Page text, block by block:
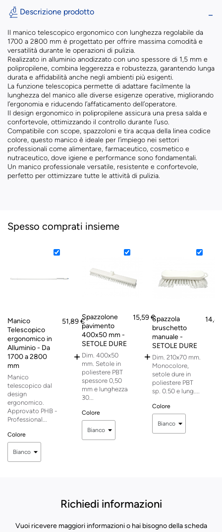
Descrizione prodotto
Il manico telescopico ergonomico con lunghezza regolabile da
1700 a 2800 mm è progettato per offrire massima comodità e
versatilità durante le operazioni di pulizia.
Realizzato in alluminio anodizzato con uno spessore di 1,5 mm e
polipropilene, combina leggerezza e robustezza, garantendo lunga
durata e affidabilità anche negli ambienti più esigenti.
La funzione telescopica permette di adattare facilmente la
lunghezza del manico alle diverse esigenze operative, migliorando
l’ergonomia e riducendo l’affaticamento dell’operatore.
Il design ergonomico in polipropilene assicura una presa salda e
confortevole, ottimizzando il controllo durante l’uso.
Compatibile con scope, spazzoloni e tira acqua della linea codice
colore, questo manico è ideale per l’impiego nei settori
professionali come alimentare, farmaceutico, cosmetico e
nutraceutico, dove igiene e performance sono fondamentali.
Un manico professionale versatile, resistente e confortevole,
perfetto per ottimizzare tutte le attività di pulizia.
Spesso comprati insieme
Manico
Telescopico
ergonomico in
Alluminio - Da
1700 a 2800
mm
Manico
telescopico dal
design
ergonomico.
Approvato PHB -
Professional...
51,89 €
Colore
+
Spazzolone
pavimento
400x50 mm -
SETOLE DURE
Dim. 400x50
mm. Setole in
poliestere PBT
spessore 0,50
mm e lunghezza
30...
15,59 €
Colore
+
Spazzola
bruschetto
manuale -
SETOLE DURE
Dim. 210x70 mm.
Monocolore,
setole dure in
poliestere PBT
sp. 0.50 e lung....
Colore
Richiedi informazioni
Vuoi ricevere maggiori informazioni o hai bisogno della scheda